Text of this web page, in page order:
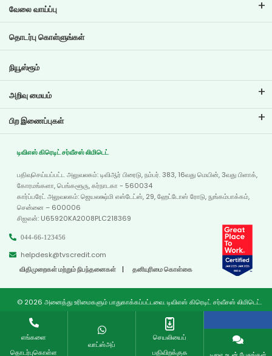
இஎம்ஐ கால்குலேட்டர்
இரு சக்கர வாகனக் கடன் இஎம்ஐ கால்குலேட்டர்
கார் மதிப்பீட்டு கருவி
வேலை வாய்ப்பு
தற்போதைய வேலை வாய்ப்புகள்
தொடர்பு கொள்ளுங்கள்
நியூஸ்ரூம்
அறிவு மையம்
வலைப்பதிவுகள்
அடிக்கடி கேட்கப்படும் கேள்விகள்
சான்றுகள்
வீடியோ கேலரி
பிற இணைப்புகள்
டீலர் இருப்பிடம்
வரைபடம்
டிவிஎஸ் கிரெடிட் சர்வீசஸ் லிமிடெட்
பதிவுசெய்யப்பட்ட அலுவலகம்: டிவிஆர் பிரைடு, நம்பர். 383, 16வது மெயின், 3வது பிளாக்,
கோரமங்களா, பெங்களூரு, கர்நாடகா - 560034
கார்ப்பரேட் அலுவலகம்: ஜெயலக்ஷ்மி எஸ்டேட்ஸ், 29, ஹேட்டோஸ் ரோடு, நுங்கம்பாக்கம்,
சென்னை – 600006
சிஐஎன்: U65920KA2008PLC218369
044-66-123456
helpdesk@tvscredit.com
விதிமுறைகள் மற்றும் நிபந்தனைகள்
தனியுரிமை கொள்கை
© 2026 அனைத்து உரிமைகளும் பாதுகாக்கப்பட்டவை. டிவிஎஸ் கிரெடிட் சர்வீசஸ் லிமிடெட்.
எங்களை
தொடர்புகொள்ள
வாட்ஸ்அப்
செயலியைப்
பதிவிறக்குக